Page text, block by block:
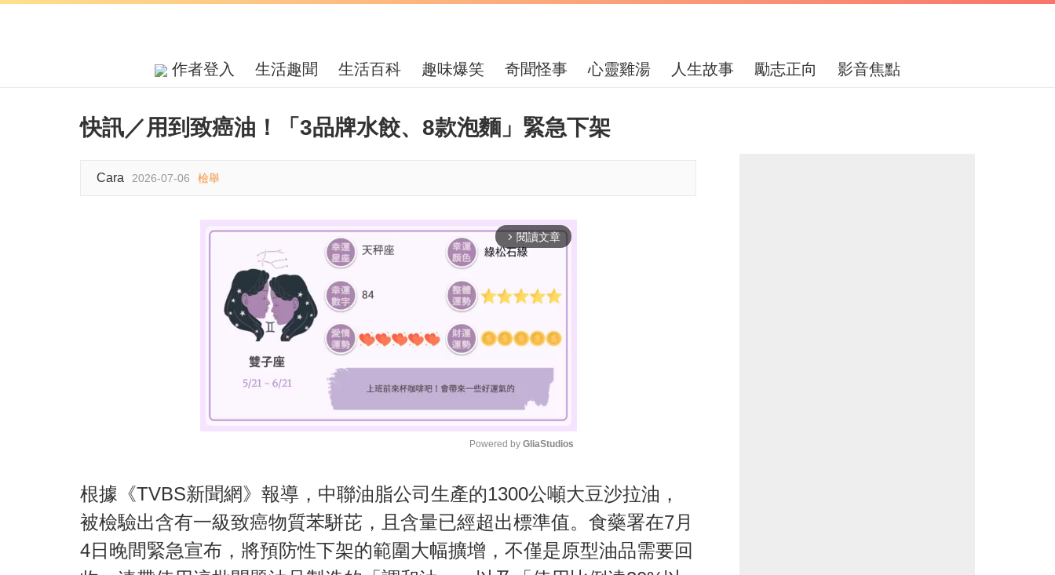
作者登入 生活趣聞 生活百科 趣味爆笑 奇聞怪事 心靈雞湯 人生故事 勵志正向 影音焦點
快訊／用到致癌油！「3品牌水餃、8款泡麵」緊急下架
Cara 2026-07-06 檢舉
arrow_forward_ios 閱讀文章
M
t
e
Powered by GliaStudios
根據《TVBS新聞網》報導，中聯油脂公司生產的1300公噸大豆沙拉油，
被檢驗出含有一級致癌物質苯駢芘，且含量已經超出標準值。食藥署在7月
4日晚間緊急宣布，將預防性下架的範圍大幅擴增，不僅是原型油品需要回